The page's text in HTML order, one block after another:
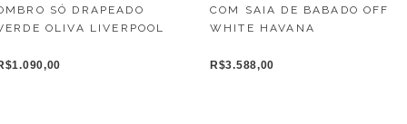
SÓ DRAPEADO
OLIVA LIVERPOOL
COM SAIA DE BABADO OFF
WHITE HAVANA
R$3.588,00